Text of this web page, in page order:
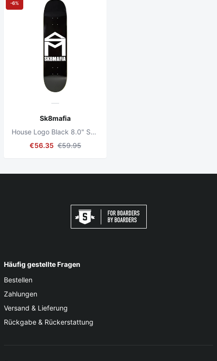
Sk8mafia
House Logo Black 8.0" Skateboard Deck
€56.35 €59.95
-6%
Häufig gestellte Fragen
Bestellen
Zahlungen
Versand & Lieferung
Rückgabe & Rückerstattung